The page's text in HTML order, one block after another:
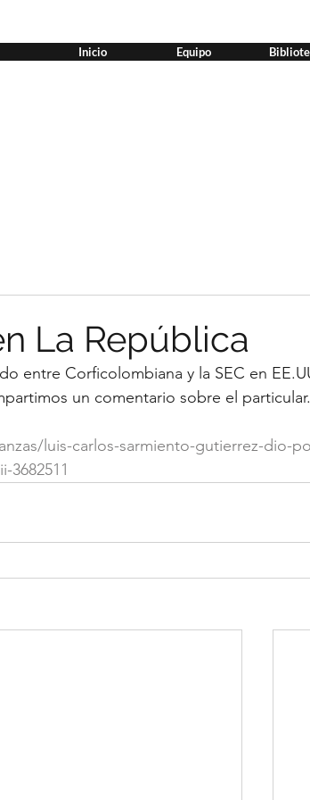
Inicio Equipo
La República
entre Corficolombiana y la SEC en
un comentario sobre el particular.
luis-carlos-sarmiento-gutierrez-dio-
3682511